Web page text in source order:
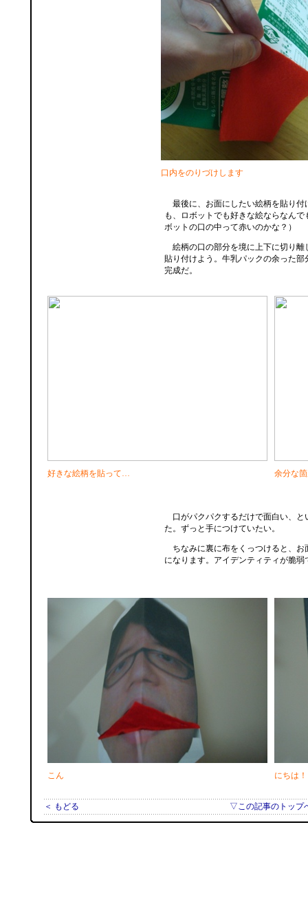
口内をのりづけします
最後に、お面にしたい絵柄を貼り付
も、ロボットでも好きな絵ならなんで
ボットの口の中って赤いのかな？）
絵柄の口の部分を境に上下に切り離
貼り付けよう。牛乳パックの余った部
完成だ。
好きな絵柄を貼って… 余分な
口がパクパクするだけで面白い、と
た。ずっと手につけていたい。
ちなみに裏に布をくっつけると、お
になります。アイデンティティが脆弱
こん にちは！
＜ もどる ▽この記事のトップ